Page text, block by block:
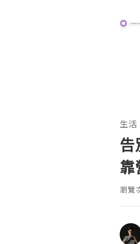
生活
告
靠
瀏覽